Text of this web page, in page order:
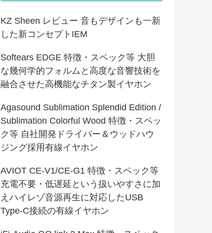
KZ Sheen レビュー 音もデザインも一新
した新コンセプトIEM
Softears EDGE 特徴・スペック等 大胆
な幾何学的フォルムと高度な音響技術を
融合させた高機能なチタン製イヤホン
Agasound Sublimation Splendid Edition /
Sublimation Colorful Wood 特徴・スペッ
ク等 自社開発ドライバー＆ウッドハウ
ジング採用有線イヤホン
AVIOT CE-V1/CE-G1 特徴・スペック等
充電不要・低遅延という扱いやすさに加
えハイレゾ音源再生に対応したUSB
Type-C接続の有線イヤホン